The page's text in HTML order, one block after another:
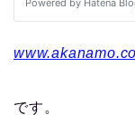
です。